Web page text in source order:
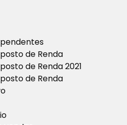
de Renda
de Renda 2021
de Renda